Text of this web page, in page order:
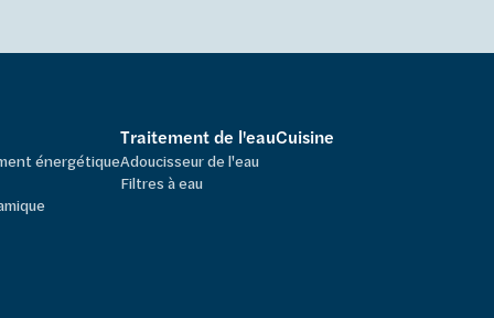
énergétique
Traitement de l'eau
Adoucisseur de l'eau
Filtres à eau
Cuisine